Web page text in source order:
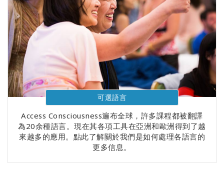
可選語言
Access Consciousness遍布全球，許多課程都被翻譯
為20余種語言。現在其各項工具在亞洲和歐洲得到了越
來越多的應用。點此了解關於我們是如何處理各語言的
更多信息。